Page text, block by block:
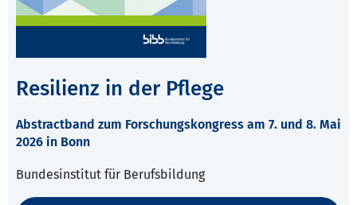
Resilienz in der Pflege
Abstractband zum Forschungskongress am 7. und 8. Mai
2026 in Bonn
Bundesinstitut für Berufsbildung